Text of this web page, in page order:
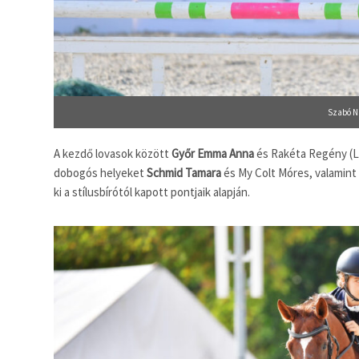
Szabó
A kezdő lovasok között Győr Emma Annaés Rakéta Regény
dobogós helyeket Schmid Tamaraés My Colt Móres,
ki a stílusbírótól kapott pontjaik alapján.